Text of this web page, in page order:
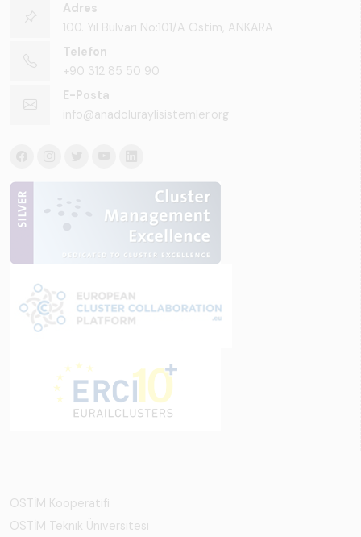
Adres
100. Yıl Bulvarı No:101/A Ostim, ANKARA
Telefon
+90 312 85 50 90
E-Posta
info@anadoluraylisistemler.org
OSTİM Kooperatifi
OSTİM Teknik Üniversitesi